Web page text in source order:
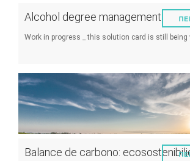
Alcohol degree management
Work in progress _ this solution card is still being
Balance de carbono: